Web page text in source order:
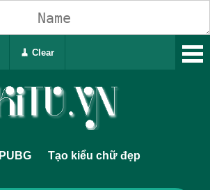
PUBG Tạo kiểu chữ đẹp
🧹 Clear